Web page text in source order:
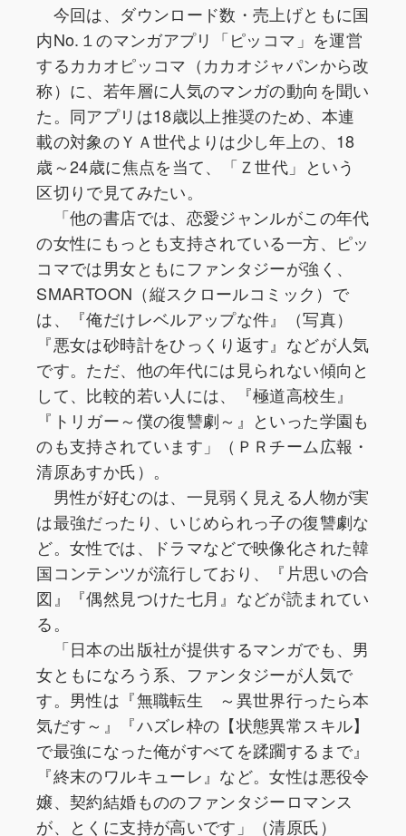
今回は、ダウンロード数・売上げともに国
内No.１のマンガアプリ「ピッコマ」を運営
するカカオピッコマ（カカオジャパンから改
称）に、若年層に人気のマンガの動向を聞い
た。同アプリは18歳以上推奨のため、本連
載の対象のＹＡ世代よりは少し年上の、18
歳～24歳に焦点を当て、「Ｚ世代」という
区切りで見てみたい。
「他の書店では、恋愛ジャンルがこの年代
の女性にもっとも支持されている一方、ピッ
コマでは男女ともにファンタジーが強く、
SMARTOON（縦スクロールコミック）で
は、『俺だけレベルアップな件』（写真）
『悪女は砂時計をひっくり返す』などが人気
です。ただ、他の年代には見られない傾向と
して、比較的若い人には、『極道高校生』
『トリガー～僕の復讐劇～』といった学園も
のも支持されています」（ＰＲチーム広報・
清原あすか氏）。
男性が好むのは、一見弱く見える人物が実
は最強だったり、いじめられっ子の復讐劇な
ど。女性では、ドラマなどで映像化された韓
国コンテンツが流行しており、『片思いの合
図』『偶然見つけた七月』などが読まれてい
る。
「日本の出版社が提供するマンガでも、男
女ともになろう系、ファンタジーが人気で
す。男性は『無職転生 ～異世界行ったら本
気だす～』『ハズレ枠の【状態異常スキル】
で最強になった俺がすべてを蹂躙するまで』
『終末のワルキューレ』など。女性は悪役令
嬢、契約結婚もののファンタジーロマンス
が、とくに支持が高いです」（清原氏）